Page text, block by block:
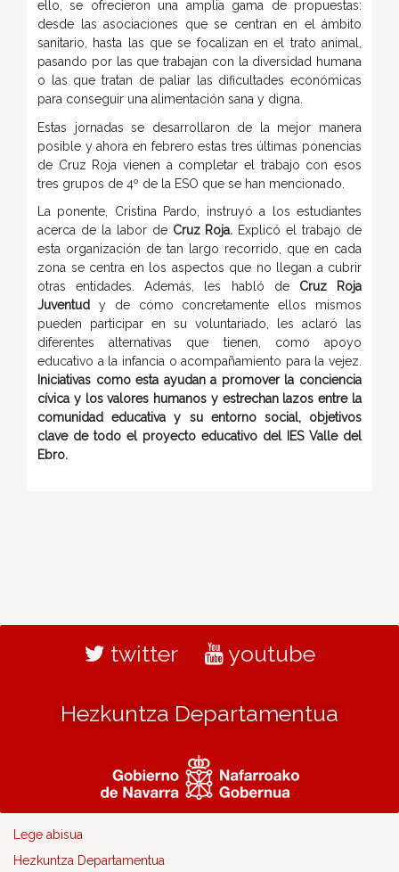
ello, se ofrecieron una amplia gama de propuestas:
desde las asociaciones que se centran en el ámbito
sanitario, hasta las que se focalizan en el trato animal,
pasando por las que trabajan con la diversidad humana
o las que tratan de paliar las dificultades económicas
para conseguir una alimentación sana y digna.
Estas jornadas se desarrollaron de la mejor manera
posible y ahora en febrero estas tres últimas ponencias
de Cruz Roja vienen a completar el trabajo con esos
tres grupos de 4º de la ESO que se han mencionado.
La ponente, Cristina Pardo, instruyó a los estudiantes
acerca de la labor de Cruz Roja. Explicó el trabajo de
esta organización de tan largo recorrido, que en cada
zona se centra en los aspectos que no llegan a cubrir
otras entidades. Además, les habló deCruz Roja
Juventud y de cómo concretamente ellos mismos
pueden participar en su voluntariado, les aclaró las
diferentes alternativas que tienen, como apoyo
educativo a la infancia o acompañamiento para la vejez.
Iniciativas como esta ayudan a promover la conciencia
cívica y los valores humanos y estrechan lazos entre la
comunidad educativa y su entorno social, objetivos
clave de todo el proyecto educativo del IES Valle del
Ebro.
twitter youtube
Hezkuntza Departamentua
Lege abisua
Hezkuntza Departamentua